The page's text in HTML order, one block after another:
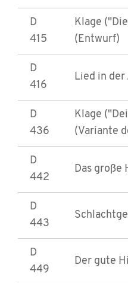
D
415
Klage
(Entwurf)
D
416
Lied in der
D
436
Klage
(Variante
D
442
Das große
D
443
D
449
Der gute